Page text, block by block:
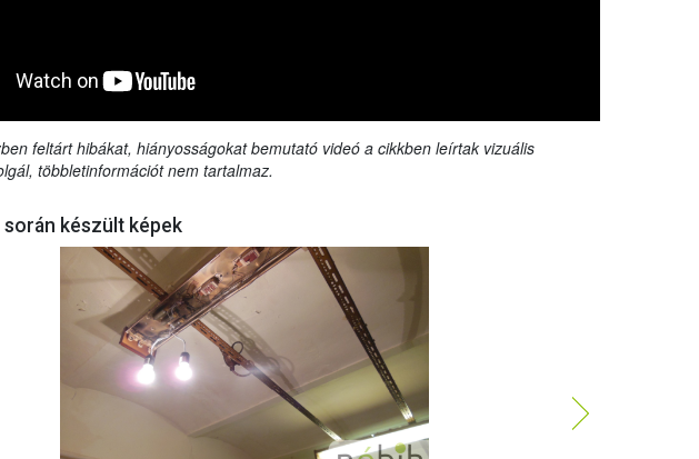
feltárt hibákat, hiányosságokat bemutató videó a cikkben leírtak vizuális
többletinformációt nem tartalmaz.
készült képek